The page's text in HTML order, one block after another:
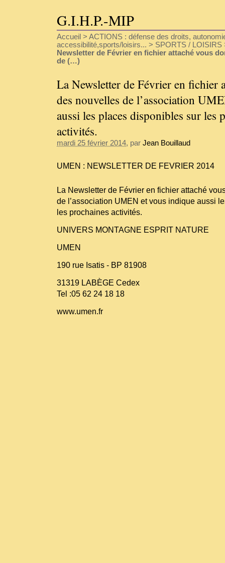
G.I.H.P.-MIP
Accueil > ACTIONS : défense des droits,
accessibilité,sports/loisirs... > SPORTS / LOISIRS
Newsletter de Février en fichier attaché vous
de (…)
La Newsletter de Février en fichier
des nouvelles de l’association
aussi les places disponibles sur les
activités.
mardi 25 février 2014, par Jean Bouillaud
UMEN : NEWSLETTER DE FEVRIER 2014
La Newsletter de Février en fichier attaché
de l’association UMEN et vous indique aussi
les prochaines activités.
UNIVERS MONTAGNE ESPRIT NATURE
UMEN
190 rue Isatis - BP 81908
31319 LABÈGE Cedex
Tel :05 62 24 18 18
www.umen.fr